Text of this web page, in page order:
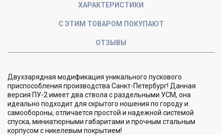
ХАРАКТЕРИСТИКИ
С ЭТИМ ТОВАРОМ ПОКУПАЮТ
ОТЗЫВЫ
Двухзарядная модификация уникального пускового
приспособления производства Санкт-Петербург! Данная
версия ПУ-2 имеет два ствола с раздельными УСМ, она
идеально подходит для скрытого ношения по городу и
самообороны, отличается простой и надежной системой
спуска, миниатюрными габаритами и прочным стальным
корпусом с никелевым покрытием!